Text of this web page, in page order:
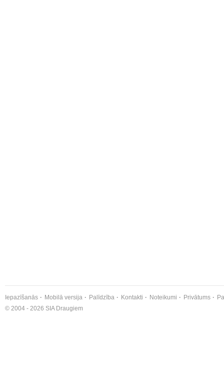
Iepazīšanās Mobilā versija Palīdzība Kontakti Noteikumi Privātums
© 2004 - 2026 SIA Draugiem